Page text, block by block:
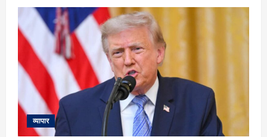
व्यापार